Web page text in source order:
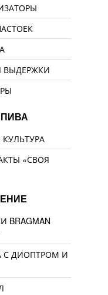
ВЫДЕРЖКИ
«СВОЯ
ДИОПТРОМ И